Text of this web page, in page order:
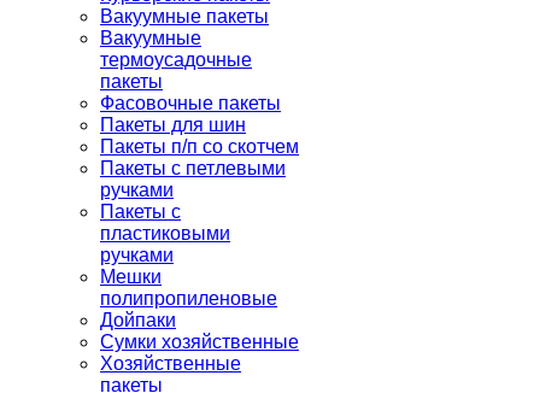
Вакуумные пакеты
Вакуумные
термоусадочные
пакеты
Фасовочные пакеты
Пакеты для шин
Пакеты п/п со скотчем
Пакеты с петлевыми
ручками
Пакеты с
пластиковыми
ручками
Мешки
полипропиленовые
Дойпаки
Сумки хозяйственные
Хозяйственные
пакеты